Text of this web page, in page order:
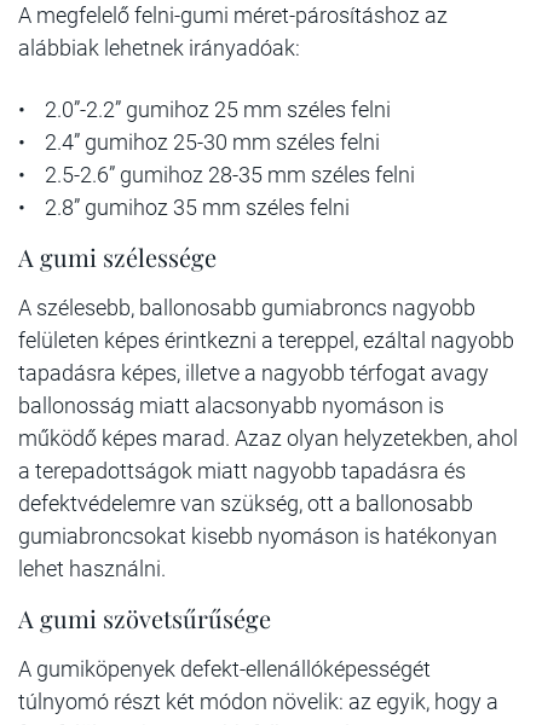
A megfelelő felni-gumi méret-párosításhoz az
alábbiak lehetnek irányadóak:
• 2.0”-2.2” gumihoz 25 mm széles felni
• 2.4” gumihoz 25-30 mm széles felni
• 2.5-2.6” gumihoz 28-35 mm széles felni
• 2.8” gumihoz 35 mm széles felni
A gumi szélessége
A szélesebb, ballonosabb gumiabroncs nagyobb
felületen képes érintkezni a tereppel, ezáltal nagyobb
tapadásra képes, illetve a nagyobb térfogat avagy
ballonosság miatt alacsonyabb nyomáson is
működő képes marad. Azaz olyan helyzetekben, ahol
a terepadottságok miatt nagyobb tapadásra és
defektvédelemre van szükség, ott a ballonosabb
gumiabroncsokat kisebb nyomáson is hatékonyan
lehet használni.
A gumi szövetsűrűsége
A gumiköpenyek defekt-ellenállóképességét
túlnyomó részt két módon növelik: az egyik, hogy a